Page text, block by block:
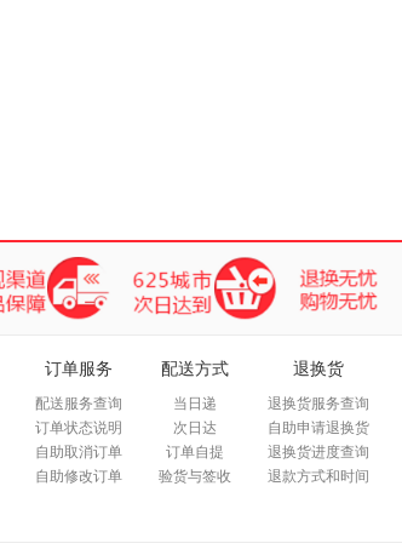
订单服务
配送服务查询
订单状态说明
自助取消订单
自助修改订单
配送方式
当日递
次日达
订单自提
验货与签收
退换货
退换货服务查询
自助申请退换货
退换货进度查询
退款方式和时间